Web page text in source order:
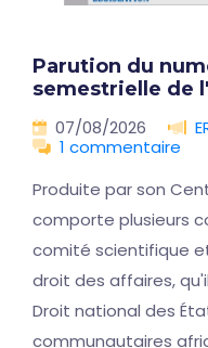
Parution du
semestrielle de
07/08/2026
1 commentaire
Produite par son
comporte plusieurs
comité scientifique
droit des affaires,
Droit national des
communautaires